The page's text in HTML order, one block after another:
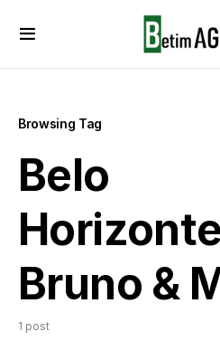
Browsing Tag
Belo
Bruno &
1 post